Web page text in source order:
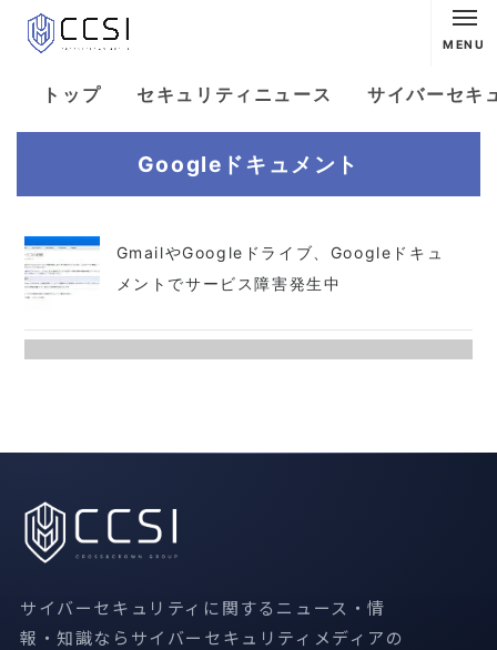
MENU
トップ セキュリティニュース サイバーセキ
Googleドキュメント
GmailやGoogleドライブ、Googleドキュ
メントでサービス障害発生中
サイバーセキュリティに関するニュース・情
報・知識ならサイバーセキュリティメディアの